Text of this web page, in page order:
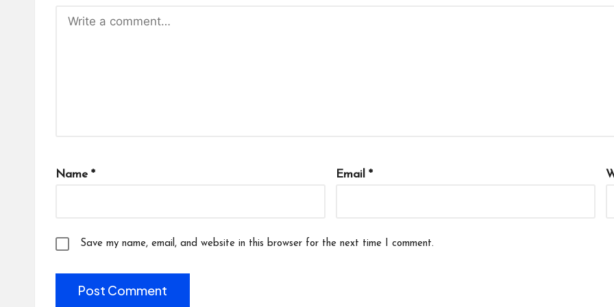
Name * Email *
Save my name, email, and website in this browser for the next time I comment.